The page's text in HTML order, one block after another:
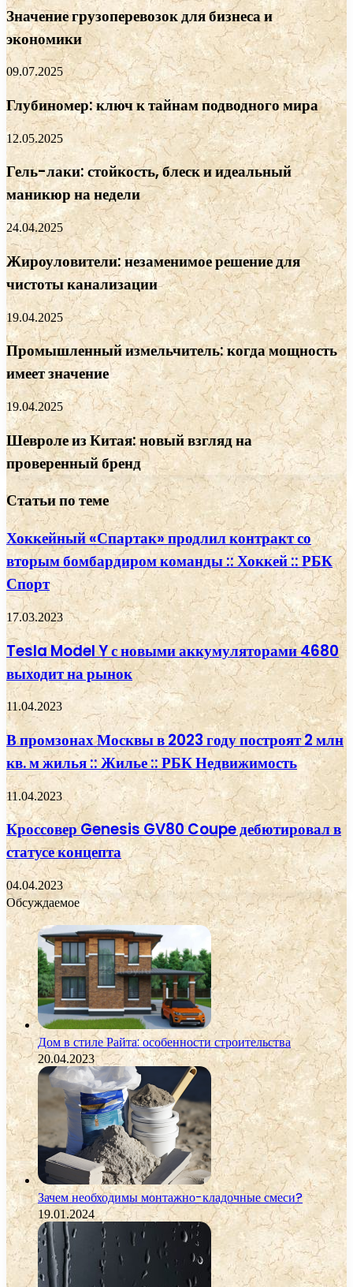
Значение грузоперевозок для бизнеса и
экономики
09.07.2025
Глубиномер: ключ к тайнам подводного мира
12.05.2025
Гель-лаки: стойкость, блеск и идеальный
маникюр на недели
24.04.2025
Жироуловители: незаменимое решение для
чистоты канализации
19.04.2025
Промышленный измельчитель: когда мощность
имеет значение
19.04.2025
Шевроле из Китая: новый взгляд на
проверенный бренд
Статьи по теме
Хоккейный «Спартак» продлил контракт со
вторым бомбардиром команды :: Хоккей :: РБК
Спорт
17.03.2023
Tesla Model Y с новыми аккумуляторами 4680
выходит на рынок
11.04.2023
В промзонах Москвы в 2023 году построят 2 млн
кв. м жилья :: Жилье :: РБК Недвижимость
11.04.2023
Кроссовер Genesis GV80 Coupe дебютировал в
статусе концепта
04.04.2023
Обсуждаемое
Дом в стиле Райта: особенности строительства
20.04.2023
Зачем необходимы монтажно-кладочные смеси?
19.01.2024